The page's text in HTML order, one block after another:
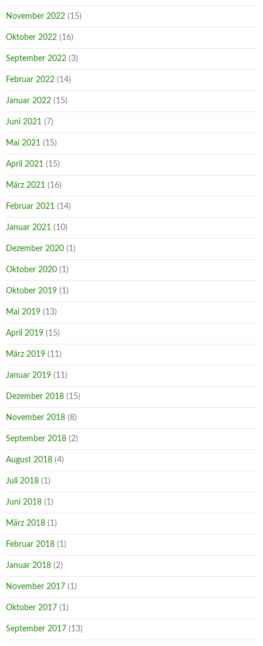
November 2022 (15)
Oktober 2022 (16)
September 2022 (3)
Februar 2022 (14)
Januar 2022 (15)
Juni 2021 (7)
Mai 2021 (15)
April 2021 (15)
März 2021 (16)
Februar 2021 (14)
Januar 2021 (10)
Dezember 2020 (1)
Oktober 2020 (1)
Oktober 2019 (1)
Mai 2019 (13)
April 2019 (15)
März 2019 (11)
Januar 2019 (11)
Dezember 2018 (15)
November 2018 (8)
September 2018 (2)
August 2018 (4)
Juli 2018 (1)
Juni 2018 (1)
März 2018 (1)
Februar 2018 (1)
Januar 2018 (2)
November 2017 (1)
Oktober 2017 (1)
September 2017 (13)